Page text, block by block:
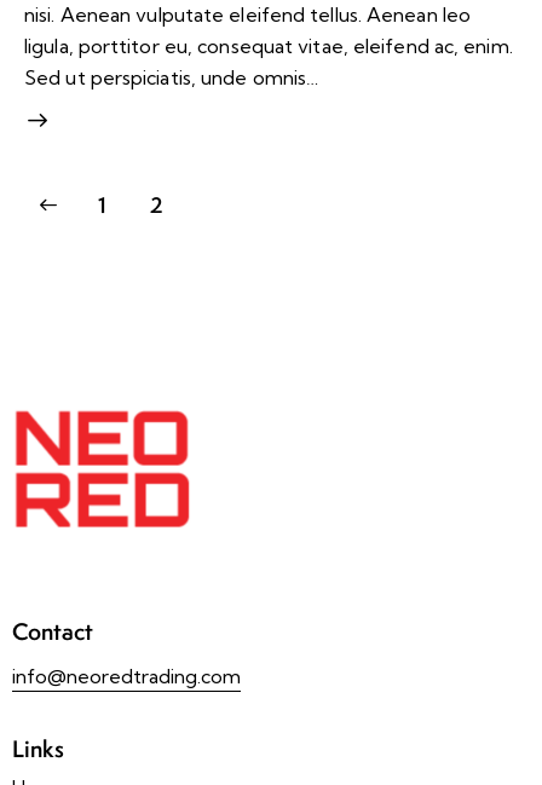
nisi. Aenean vulputate eleifend tellus. Aenean leo
ligula, porttitor eu, consequat vitae, eleifend ac, enim.
Sed ut perspiciatis, unde omnis…
1 2
Contact
info@neoredtrading.com
Links